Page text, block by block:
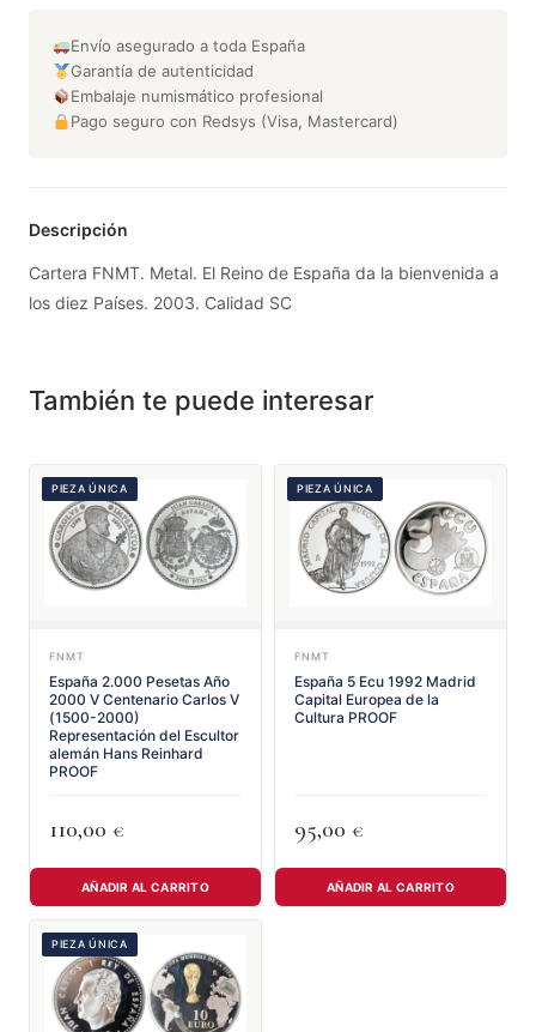
Envío asegurado a toda España
Garantía de autenticidad
Embalaje numismático profesional
Pago seguro con Redsys (Visa, Mastercard)
Descripción
Cartera FNMT. Metal. El Reino de España da la bienvenida a
los diez Países. 2003. Calidad SC
También te puede interesar
PIEZA ÚNICA
FNMT
España 2.000 Pesetas Año
2000 V Centenario Carlos V
(1500-2000)
Representación del Escultor
alemán Hans Reinhard
PROOF
110,00 €
AÑADIR AL CARRITO
PIEZA ÚNICA
FNMT
España 5 Ecu 1992 Madrid
Capital Europea de la
Cultura PROOF
95,00 €
AÑADIR AL CARRITO
PIEZA ÚNICA